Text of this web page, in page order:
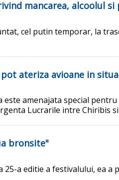
mancarea, alcoolul
cel putin temporar, la
ateriza avioane in
este amenajata special
Lucrarile intre Chiribis
bronsite"
a editie a festivalului, ea